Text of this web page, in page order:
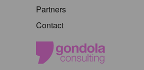
Partners
Contact